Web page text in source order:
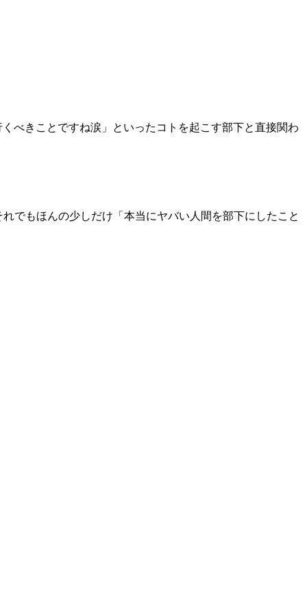
べきことですね涙」といったコトを起こす部下と直接関わ
でもほんの少しだけ「本当にヤバい人間を部下にしたこと